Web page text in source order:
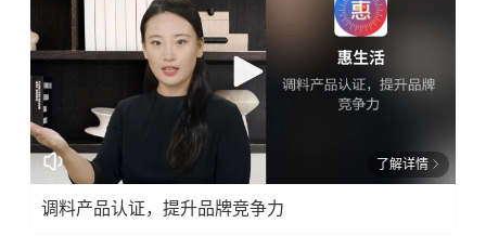
了解详情
调料产品认证，提升品牌竞争力